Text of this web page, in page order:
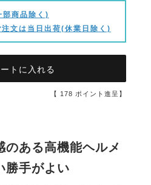
部商品除く)
文は当日出荷(休業日除く)
トに入れる
【 178 ポイント進呈】
のある高機能ヘルメ
勝手がよい